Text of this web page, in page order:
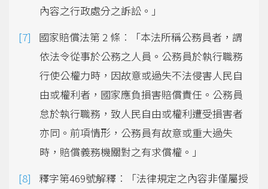
內容之行政處分之訴訟。」
國家賠償法第 2 條︰「本法所稱公務員者，謂
依法令從事於公務之人員。公務員於執行職務
行使公權力時，因故意或過失不法侵害人民自
由或權利者，國家應負損害賠償責任。公務員
怠於執行職務，致人民自由或權利遭受損害者
亦同。前項情形，公務員有故意或重大過失
時，賠償義務機關對之有求償權。」
釋字第469號解釋︰「法律規定之內容非僅屬授